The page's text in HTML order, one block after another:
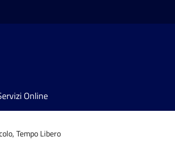
Online
Tempo Libero